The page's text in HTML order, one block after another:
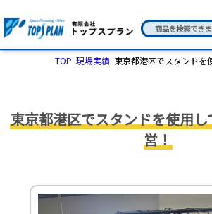
TOP 現場実績 東京都港区でスタンドを
東京都港区でスタンドを使用
営！